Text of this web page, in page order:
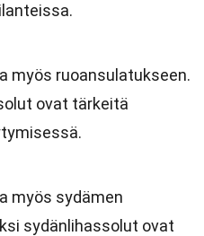
myös ruoansulatukseen.
ovat tärkeitä
myös sydämen
sydänlihassolut ovat